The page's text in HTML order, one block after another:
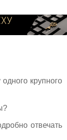
крупного
отвечать